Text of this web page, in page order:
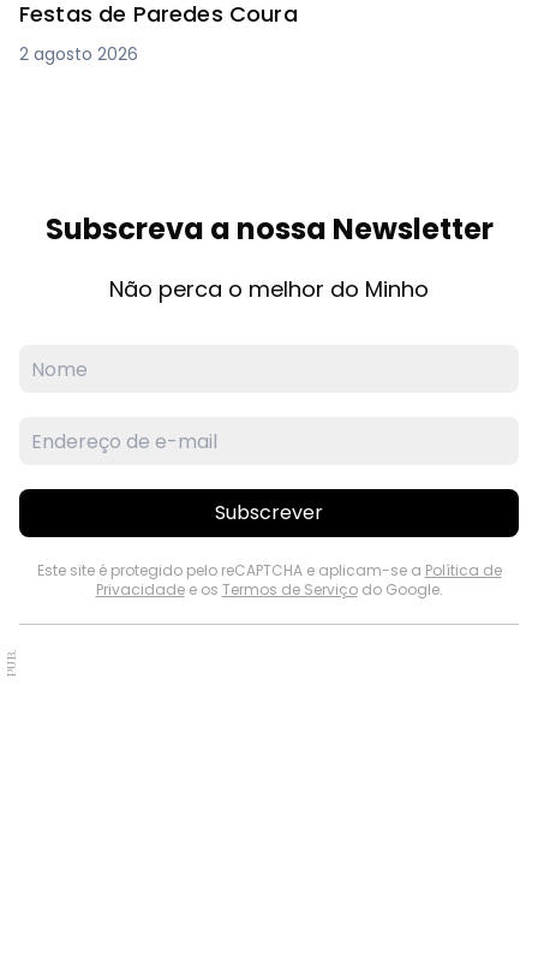
Festas de Paredes Coura
2 agosto 2026
Subscreva a nossa Newsletter
Não perca o melhor do Minho
Subscrever
Este site é protegido pelo reCAPTCHA e aplicam-se a Política de
Privacidadee os Termos de Serviçodo Google.
PUB.